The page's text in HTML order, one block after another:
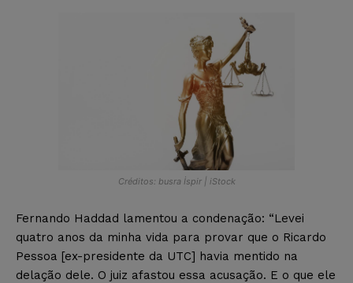
Créditos: busra İspir | iStock
Fernando Haddad lamentou a condenação: “Levei
quatro anos da minha vida para provar que o Ricardo
Pessoa [ex-presidente da UTC] havia mentido na
delação dele. O juiz afastou essa acusação. E o que ele